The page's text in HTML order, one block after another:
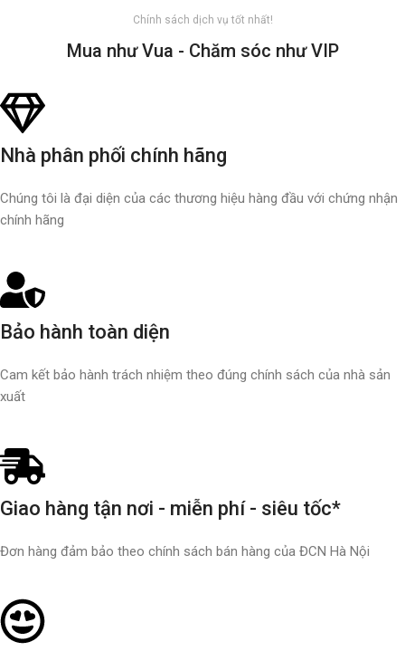
Chính sách dịch vụ tốt nhất!
Mua như Vua - Chăm sóc như VIP
Nhà phân phối chính hãng
Chúng tôi là đại diện của các thương hiệu hàng đầu với chứng nhận
chính hãng
Bảo hành toàn diện
Cam kết bảo hành trách nhiệm theo đúng chính sách của nhà sản
xuất
Giao hàng tận nơi - miễn phí - siêu tốc*
Đơn hàng đảm bảo theo chính sách bán hàng của ĐCN Hà Nội